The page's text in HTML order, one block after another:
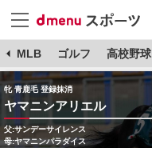
MLB ゴルフ 高校野球
牝 青鹿毛 登録抹消
ヤマニンアリエル
父:サンデーサイレンス
母:ヤマニンパラダイス